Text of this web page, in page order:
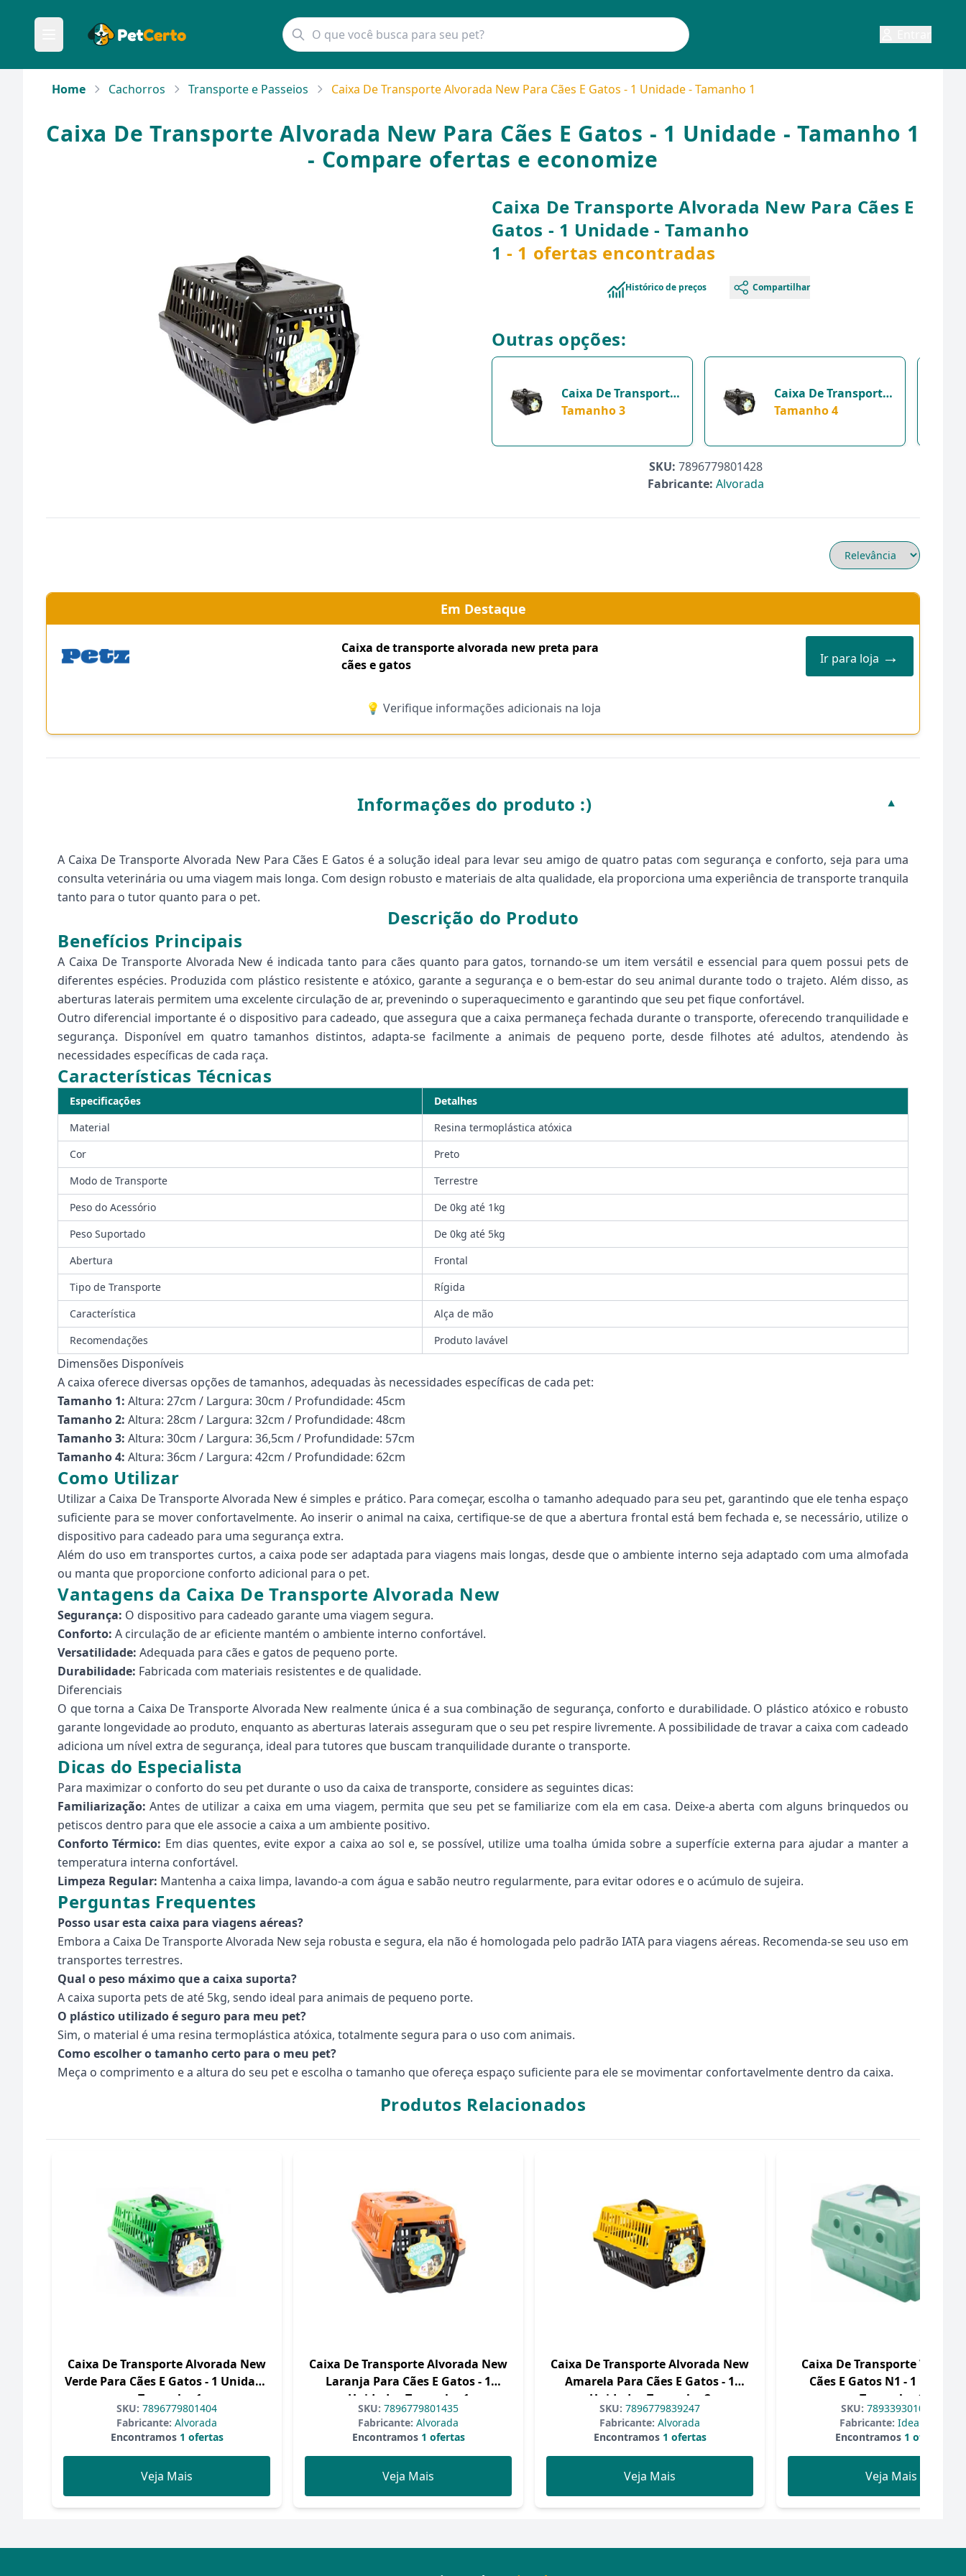
Home Cachorros Transporte e Passeios Caixa De Transporte Alvorada New Para Cães E Gatos - 1 Unidade - Tamanho 1
Caixa De Transporte Alvorada New Para Cães E Gatos - 1 Unidade - Tamanho 1
- Compare ofertas e economize
Caixa De Transporte Alvorada New Para Cães E
Gatos - 1 Unidade - Tamanho
1 - 1 ofertas encontradas
Histórico de preços Compartilhar
Outras opções:
Caixa De Transporte
Alvorada New Preta
Tamanho 3
Tamanho 3
Caixa De Transporte
Alvorada New Preta
Tamanho 4
Tamanho 4
SKU: 7896779801428
Fabricante: Alvorada
Em Destaque
Caixa de transporte alvorada new preta para
cães e gatos
Ir para loja →
💡 Verifique informações adicionais na loja
Informações do produto :) ▼
A Caixa De Transporte Alvorada New Para Cães E Gatos é a solução ideal para levar seu amigo de quatro patas com segurança e conforto, seja para uma
consulta veterinária ou uma viagem mais longa. Com design robusto e materiais de alta qualidade, ela proporciona uma experiência de transporte tranquila
tanto para o tutor quanto para o pet.
Descrição do Produto
Benefícios Principais
A Caixa De Transporte Alvorada New é indicada tanto para cães quanto para gatos, tornando-se um item versátil e essencial para quem possui pets de
diferentes espécies. Produzida com plástico resistente e atóxico, garante a segurança e o bem-estar do seu animal durante todo o trajeto. Além disso, as
aberturas laterais permitem uma excelente circulação de ar, prevenindo o superaquecimento e garantindo que seu pet fique confortável.
Outro diferencial importante é o dispositivo para cadeado, que assegura que a caixa permaneça fechada durante o transporte, oferecendo tranquilidade e
segurança. Disponível em quatro tamanhos distintos, adapta-se facilmente a animais de pequeno porte, desde filhotes até adultos, atendendo às
necessidades específicas de cada raça.
Características Técnicas
Especificações
Detalhes
Material
Resina termoplástica atóxica
Cor
Preto
Modo de Transporte
Terrestre
Peso do Acessório
De 0kg até 1kg
Peso Suportado
De 0kg até 5kg
Abertura
Frontal
Tipo de Transporte
Rígida
Característica
Alça de mão
Recomendações
Produto lavável
Dimensões Disponíveis
A caixa oferece diversas opções de tamanhos, adequadas às necessidades específicas de cada pet:
Tamanho 1: Altura: 27cm / Largura: 30cm / Profundidade: 45cm
Tamanho 2: Altura: 28cm / Largura: 32cm / Profundidade: 48cm
Tamanho 3: Altura: 30cm / Largura: 36,5cm / Profundidade: 57cm
Tamanho 4: Altura: 36cm / Largura: 42cm / Profundidade: 62cm
Como Utilizar
Utilizar a Caixa De Transporte Alvorada New é simples e prático. Para começar, escolha o tamanho adequado para seu pet, garantindo que ele tenha espaço
suficiente para se mover confortavelmente. Ao inserir o animal na caixa, certifique-se de que a abertura frontal está bem fechada e, se necessário, utilize o
dispositivo para cadeado para uma segurança extra.
Além do uso em transportes curtos, a caixa pode ser adaptada para viagens mais longas, desde que o ambiente interno seja adaptado com uma almofada
ou manta que proporcione conforto adicional para o pet.
Vantagens da Caixa De Transporte Alvorada New
Segurança: O dispositivo para cadeado garante uma viagem segura.
Conforto: A circulação de ar eficiente mantém o ambiente interno confortável.
Versatilidade: Adequada para cães e gatos de pequeno porte.
Durabilidade: Fabricada com materiais resistentes e de qualidade.
Diferenciais
O que torna a Caixa De Transporte Alvorada New realmente única é a sua combinação de segurança, conforto e durabilidade. O plástico atóxico e robusto
garante longevidade ao produto, enquanto as aberturas laterais asseguram que o seu pet respire livremente. A possibilidade de travar a caixa com cadeado
adiciona um nível extra de segurança, ideal para tutores que buscam tranquilidade durante o transporte.
Dicas do Especialista
Para maximizar o conforto do seu pet durante o uso da caixa de transporte, considere as seguintes dicas:
Familiarização: Antes de utilizar a caixa em uma viagem, permita que seu pet se familiarize com ela em casa. Deixe-a aberta com alguns brinquedos ou
petiscos dentro para que ele associe a caixa a um ambiente positivo.
Conforto Térmico: Em dias quentes, evite expor a caixa ao sol e, se possível, utilize uma toalha úmida sobre a superfície externa para ajudar a manter a
temperatura interna confortável.
Limpeza Regular: Mantenha a caixa limpa, lavando-a com água e sabão neutro regularmente, para evitar odores e o acúmulo de sujeira.
Perguntas Frequentes
Posso usar esta caixa para viagens aéreas?
Embora a Caixa De Transporte Alvorada New seja robusta e segura, ela não é homologada pelo padrão IATA para viagens aéreas. Recomenda-se seu uso em
transportes terrestres.
Qual o peso máximo que a caixa suporta?
A caixa suporta pets de até 5kg, sendo ideal para animais de pequeno porte.
O plástico utilizado é seguro para meu pet?
Sim, o material é uma resina termoplástica atóxica, totalmente segura para o uso com animais.
Como escolher o tamanho certo para o meu pet?
Meça o comprimento e a altura do seu pet e escolha o tamanho que ofereça espaço suficiente para ele se movimentar confortavelmente dentro da caixa.
Produtos Relacionados
Caixa De Transporte Alvorada New
Verde Para Cães E Gatos - 1 Unidade
- Tamanho 1
SKU: 7896779801404
Fabricante: Alvorada
Encontramos1 ofertas
Veja Mais
Caixa De Transporte Alvorada New
Laranja Para Cães E Gatos - 1
Unidade - Tamanho 1
SKU: 7896779801435
Fabricante: Alvorada
Encontramos1 ofertas
Veja Mais
Caixa De Transporte Alvorada New
Amarela Para Cães E Gatos - 1
Unidade - Tamanho 2
SKU: 7896779839247
Fabricante: Alvorada
Encontramos1 ofertas
Veja Mais
Caixa De Transporte Verde
Cães E Gatos N1 - 1
Tamanho 1
SKU: 7893393010069
Fabricante: Ideal dog
Encontramos1 ofertas
Veja Mais